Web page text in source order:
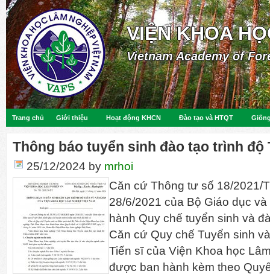
VIỆN KHOA
Vietnam Academy of
Trang chủ Giới thiệu Hoạt động KHCN Đào tạo và HTQT
Thông báo tuyển sinh đào tạo trình độ
25/12/2024 by mrhoi
Căn cứ Thông tư số 18/2021/
28/6/2021 của Bộ Giáo dục
hành Quy chế tuyển sinh và
Căn cứ Quy chế Tuyển sinh
Tiến sĩ của Viện Khoa học
được ban hành kèm theo